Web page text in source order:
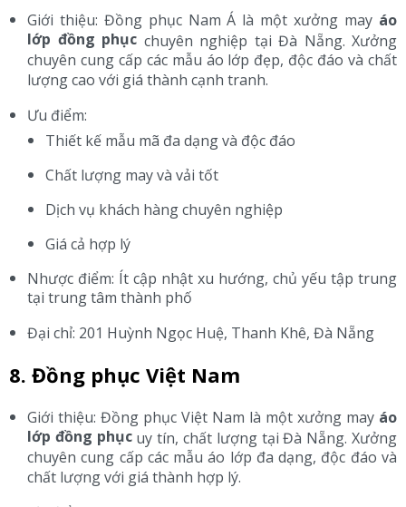
Giới thiệu: Đồng phục Nam Á là một xưởng may áo
lớp đồng phục chuyên nghiệp tại Đà Nẵng. Xưởng
chuyên cung cấp các mẫu áo lớp đẹp, độc đáo và chất
lượng cao với giá thành cạnh tranh.
Ưu điểm:
Thiết kế mẫu mã đa dạng và độc đáo
Chất lượng may và vải tốt
Dịch vụ khách hàng chuyên nghiệp
Giá cả hợp lý
Nhược điểm: Ít cập nhật xu hướng, chủ yếu tập trung
tại trung tâm thành phố
Đại chỉ: 201 Huỳnh Ngọc Huệ, Thanh Khê, Đà Nẵng
8. Đồng phục Việt Nam
Giới thiệu: Đồng phục Việt Nam là một xưởng may áo
lớp đồng phụcuy tín, chất lượng tại Đà Nẵng. Xưởng
chuyên cung cấp các mẫu áo lớp đa dạng, độc đáo và
chất lượng với giá thành hợp lý.